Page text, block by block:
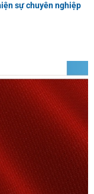
sự chuyên nghiệp